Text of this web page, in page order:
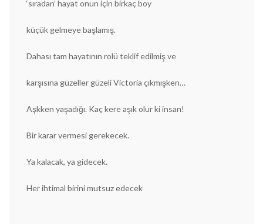
‘sıradan’ hayat onun için birkaç boy
küçük gelmeye başlamış.
Dahası tam hayatının rolü teklif edilmiş ve
karşısına güzeller güzeli Victoria çıkmışken…
Aşkken yaşadığı. Kaç kere aşık olur ki insan!
Bir karar vermesi gerekecek.
Ya kalacak, ya gidecek.
Her ihtimal birini mutsuz edecek